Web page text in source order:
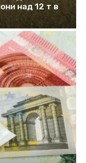
над 12 т в